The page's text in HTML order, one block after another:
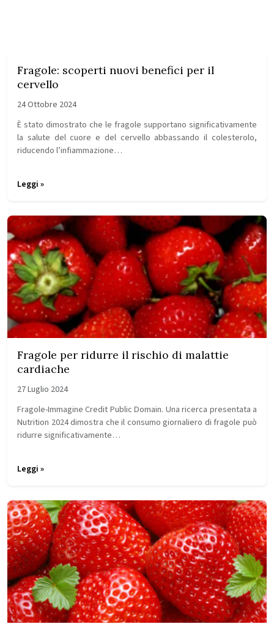
Fragole: scoperti nuovi benefici per il
cervello
24 Ottobre 2024
È stato dimostrato che le fragole supportano significativamente
la salute del cuore e del cervello abbassando il colesterolo,
riducendo l’infiammazione…
Leggi »
Fragole per ridurre il rischio di malattie
cardiache
27 Luglio 2024
Fragole-Immagine Credit Public Domain. Una ricerca presentata a
Nutrition 2024 dimostra che il consumo giornaliero di fragole può
ridurre significativamente…
Leggi »